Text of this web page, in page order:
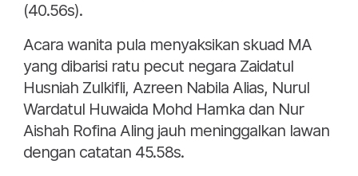
(40.56s).
Acara wanita pula menyaksikan skuad MA
yang dibarisi ratu pecut negara Zaidatul
Husniah Zulkifli, Azreen Nabila Alias, Nurul
Wardatul Huwaida Mohd Hamka dan Nur
Aishah Rofina Aling jauh meninggalkan lawan
dengan catatan 45.58s.